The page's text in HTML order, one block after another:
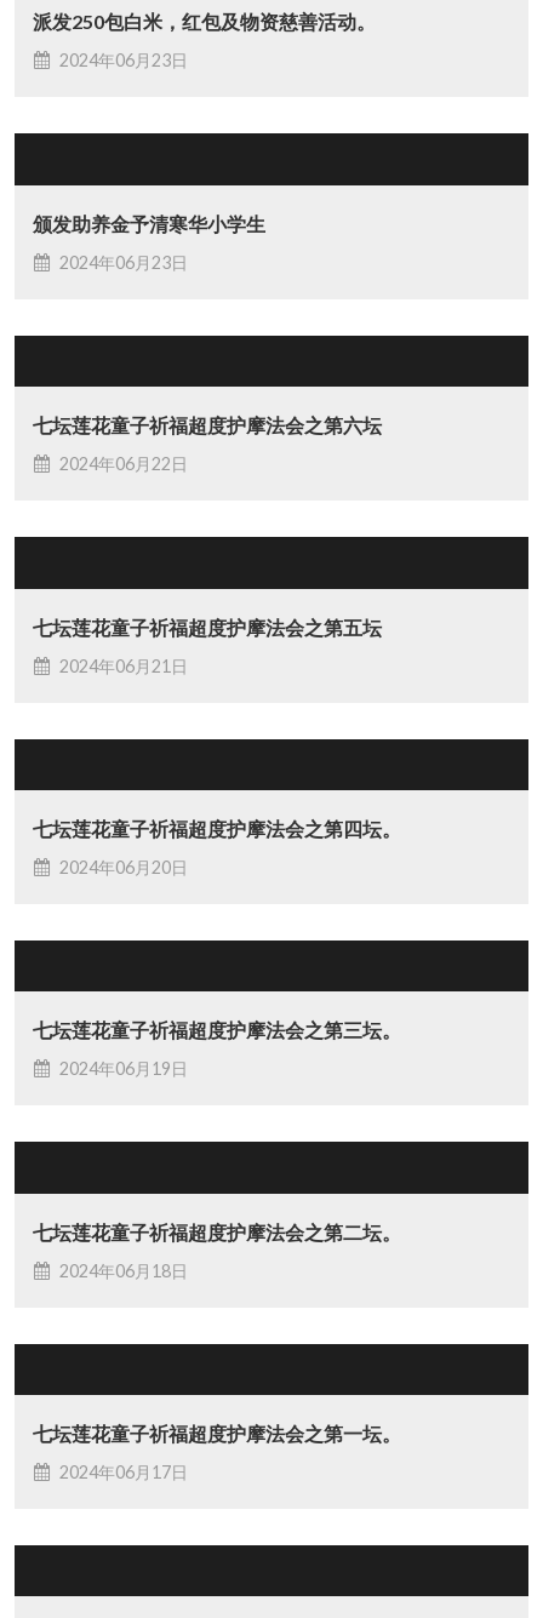
派发250包白米，红包及物资慈善活动。
2024年06月23日
颁发助养金予清寒华小学生
2024年06月23日
七坛莲花童子祈福超度护摩法会之第六坛
2024年06月22日
七坛莲花童子祈福超度护摩法会之第五坛
2024年06月21日
七坛莲花童子祈福超度护摩法会之第四坛。
2024年06月20日
七坛莲花童子祈福超度护摩法会之第三坛。
2024年06月19日
七坛莲花童子祈福超度护摩法会之第二坛。
2024年06月18日
七坛莲花童子祈福超度护摩法会之第一坛。
2024年06月17日